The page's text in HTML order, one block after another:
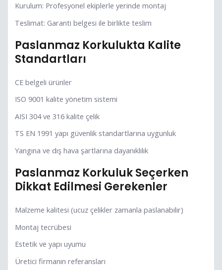
Kurulum: Profesyonel ekiplerle yerinde montaj
Teslimat: Garanti belgesi ile birlikte teslim
Paslanmaz Korkulukta Kalite
Standartları
CE belgeli ürünler
ISO 9001 kalite yönetim sistemi
AISI 304 ve 316 kalite çelik
TS EN 1991 yapı güvenlik standartlarına uygunluk
Yangına ve dış hava şartlarına dayanıklılık
Paslanmaz Korkuluk Seçerken
Dikkat Edilmesi Gerekenler
Malzeme kalitesi (ucuz çelikler zamanla paslanabilir)
Montaj tecrübesi
Estetik ve yapı uyumu
Üretici firmanın referansları